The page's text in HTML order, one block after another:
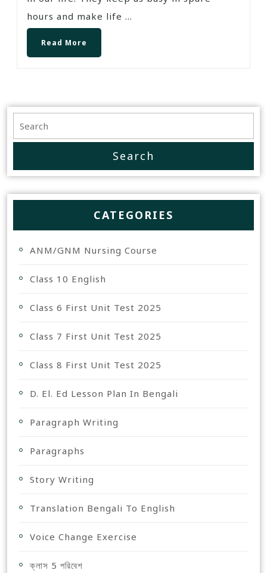
hours and make life ...
Read More
CATEGORIES
ANM/GNM Nursing Course
Class 10 English
Class 6 First Unit Test 2025
Class 7 First Unit Test 2025
Class 8 First Unit Test 2025
D. El. Ed Lesson Plan In Bengali
Paragraph Writing
Paragraphs
Story Writing
Translation Bengali To English
Voice Change Exercise
ক্লাস 5 পরিবেশ